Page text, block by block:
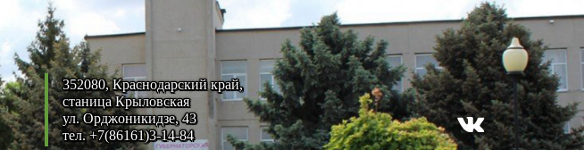
352080, Краснодарский край,
станица Крыловская
ул. Орджоникидзе, 43
тел. +7(86161)3-14-84